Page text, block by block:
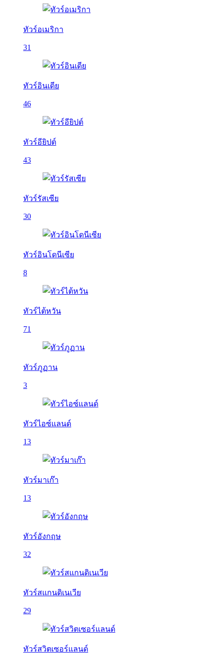
ทัวร์อเมริกา
31
ทัวร์อินเดีย
46
ทัวร์อียิปต์
43
ทัวร์รัสเซีย
30
ทัวร์อินโดนีเซีย
8
ทัวร์ไต้หวัน
71
ทัวร์ภูฏาน
3
ทัวร์ไอซ์แลนด์
13
ทัวร์มาเก๊า
13
ทัวร์อังกฤษ
32
ทัวร์สแกนดิเนเวีย
29
ทัวร์สวิตเซอร์แลนด์